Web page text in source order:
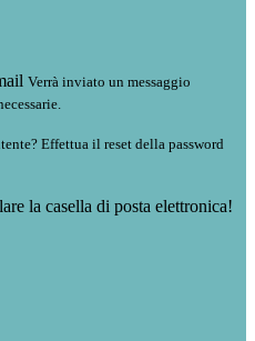
Verrà inviato un messaggio
Effettua il reset della password
la casella di posta elettronica!